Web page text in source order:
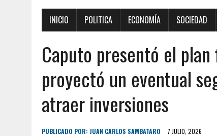
INICIO POLITICA ECONOMÍA SOCIEDAD
Caputo presentó el
proyectó un eventual
atraer inversiones
PUBLICADO POR: JUAN CARLOS SAMBATARO 7 JULIO, 2026